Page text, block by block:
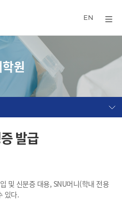
EN
원
발급
및 신분증 대용, SNU머니(학내 전용
있다.